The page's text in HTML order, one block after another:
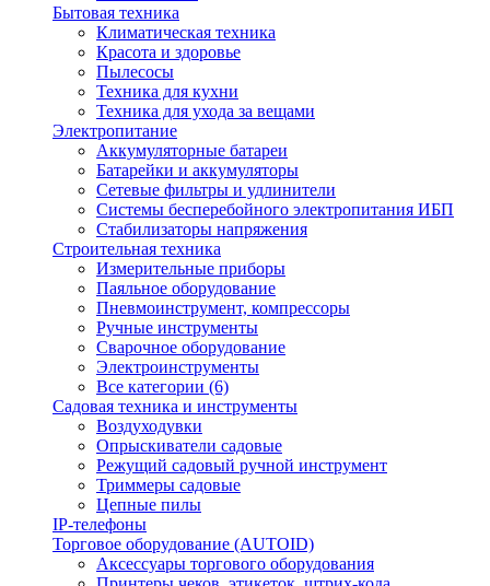
Бытовая техника
Климатическая техника
Красота и здоровье
Пылесосы
Техника для кухни
Техника для ухода за вещами
Электропитание
Аккумуляторные батареи
Батарейки и аккумуляторы
Сетевые фильтры и удлинители
Системы бесперебойного электропитания ИБП
Стабилизаторы напряжения
Строительная техника
Измерительные приборы
Паяльное оборудование
Пневмоинструмент, компрессоры
Ручные инструменты
Сварочное оборудование
Электроинструменты
Все категории (6)
Садовая техника и инструменты
Воздуходувки
Опрыскиватели садовые
Режущий садовый ручной инструмент
Триммеры садовые
Цепные пилы
IP-телефоны
Торговое оборудование (AUTOID)
Аксессуары торгового оборудования